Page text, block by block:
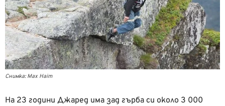
Снимка: Max Haim
На 23 години Джаред има зад гърба си около 3 000